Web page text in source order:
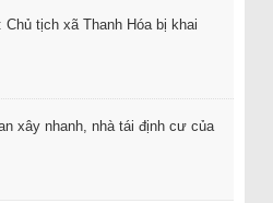
Chủ tịch xã Thanh Hóa bị khai
xây nhanh, nhà tái định cư của